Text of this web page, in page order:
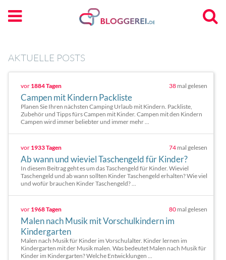
AKTUELLE POSTS
vor 1884 Tagen 38 mal gelesen
Campen mit Kindern Packliste
Planen Sie Ihren nächsten Camping Urlaub mit Kindern. Packliste,
Zubehör und Tipps fürs Campen mit Kinder. Campen mit den Kindern
Campen wird immer beliebter und immer mehr ...
vor 1933 Tagen 74 mal gelesen
Ab wann und wieviel Taschengeld für Kinder?
In diesem Beitrag geht es um das Taschengeld für Kinder. Wieviel
Taschengeld und ab wann sollten Kinder Taschengeld erhalten? Wie viel
und wofür brauchen Kinder Taschengeld? ...
vor 1968 Tagen 80 mal gelesen
Malen nach Musik mit Vorschulkindern im
Kindergarten
Malen nach Musik für Kinder im Vorschulalter. Kinder lernen im
Kindergarten mit der Musik malen. Was bedeutet Malen nach Musik für
Kinder im Kindergarten? Welche Entwicklungen ...